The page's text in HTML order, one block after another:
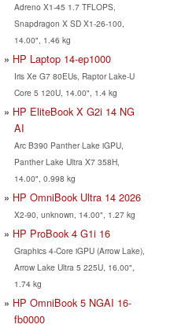
Adreno X1-45 1.7 TFLOPS,
Snapdragon X SD X1-26-100,
14.00", 1.46 kg
HP Laptop 14-ep1000
Iris Xe G7 80EUs, Raptor Lake-U
Core 5 120U, 14.00", 1.4 kg
HP EliteBook X G2i 14 NG
AI
Arc B390 Panther Lake iGPU,
Panther Lake Ultra X7 358H,
14.00", 0.998 kg
HP OmniBook Ultra 14 2026
X2-90, unknown, 14.00", 1.27 kg
HP ProBook 4 G1i 16
Graphics 4-Core iGPU (Arrow Lake),
Arrow Lake Ultra 5 225U, 16.00",
1.74 kg
HP OmniBook 5 NGAI 16-
fb0000